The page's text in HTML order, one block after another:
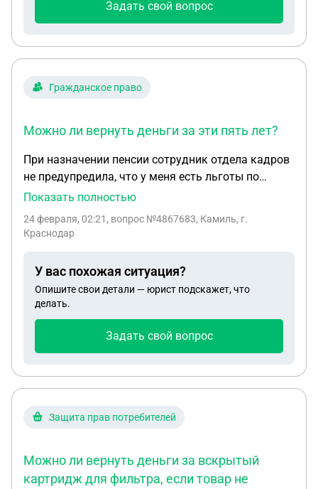
Задать свой вопрос
Гражданское право
Можно ли вернуть деньги за эти пять лет?
При назначении пенсии сотрудник отдела кадров
не предупредила, что у меня есть льготы по
вредности и оформили пенсию в 60 лет, вместо
вернуть деньги за эти пять лет?
Показать полностью
24 февраля, 02:21 , вопрос №4867683, Камиль, г.
Краснодар
У вас похожая ситуация?
Опишите свои детали — юрист подскажет, что
делать.
Задать свой вопрос
Защита прав потребителей
Можно ли вернуть деньги за вскрытый
картридж для фильтра, если товар не